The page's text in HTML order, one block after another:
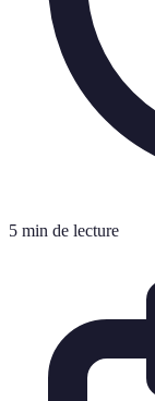
5 min de lecture